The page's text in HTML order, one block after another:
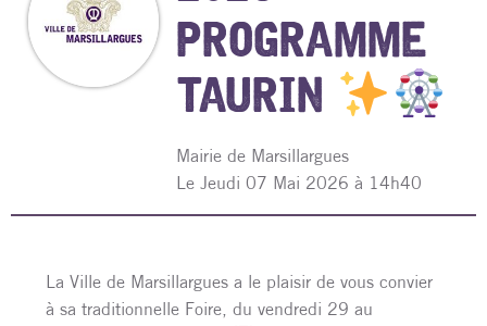
PROGRAMME
TAURIN
Mairie de Marsillargues
L e Jeudi 07 Mai 2026 à 14h40
La Ville de Marsillargues a le plaisir de vous convier
à sa traditionnelle Foire, du vendredi 29 au